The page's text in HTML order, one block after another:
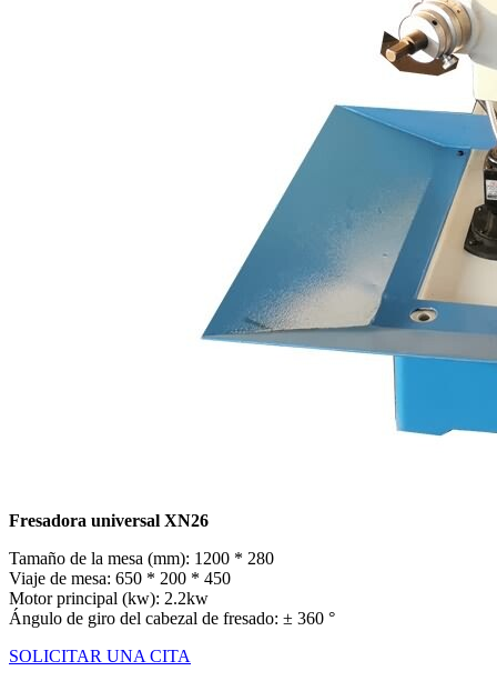
Fresadora universal XN26
Tamaño de la mesa (mm): 1200 * 280
Viaje de mesa: 650 * 200 * 450
Motor principal (kw): 2.2kw
Ángulo de giro del cabezal de fresado: ± 360 °
SOLICITAR UNA CITA